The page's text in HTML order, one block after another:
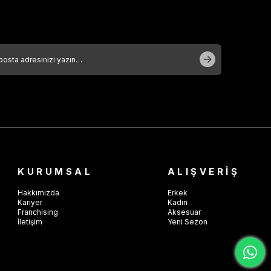
KURUMSAL
Hakkımızda
Kariyer
Franchising
İletişim
ALIŞVERİŞ
Erkek
Kadın
Aksesuar
Yeni Sezon